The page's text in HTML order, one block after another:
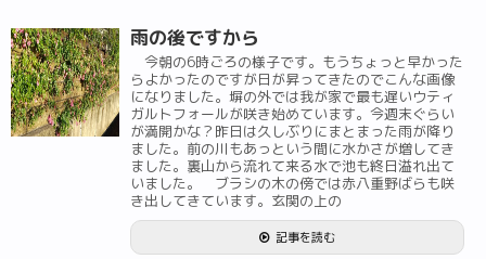
雨の後ですから
今朝の6時ごろの様子です。もうちょっと早かった
らよかったのですが日が昇ってきたのでこんな画像
になりました。塀の外では我が家で最も遅いウティ
ガルトフォールが咲き始めています。今週末ぐらい
が満開かな？昨日は久しぶりにまとまった雨が降り
ました。前の川もあっという間に水かさが増してき
ました。裏山から流れて来る水で池も終日溢れ出て
いました。 ブラシの木の傍では赤八重野ばらも咲
き出してきています。玄関の上の
記事を読む